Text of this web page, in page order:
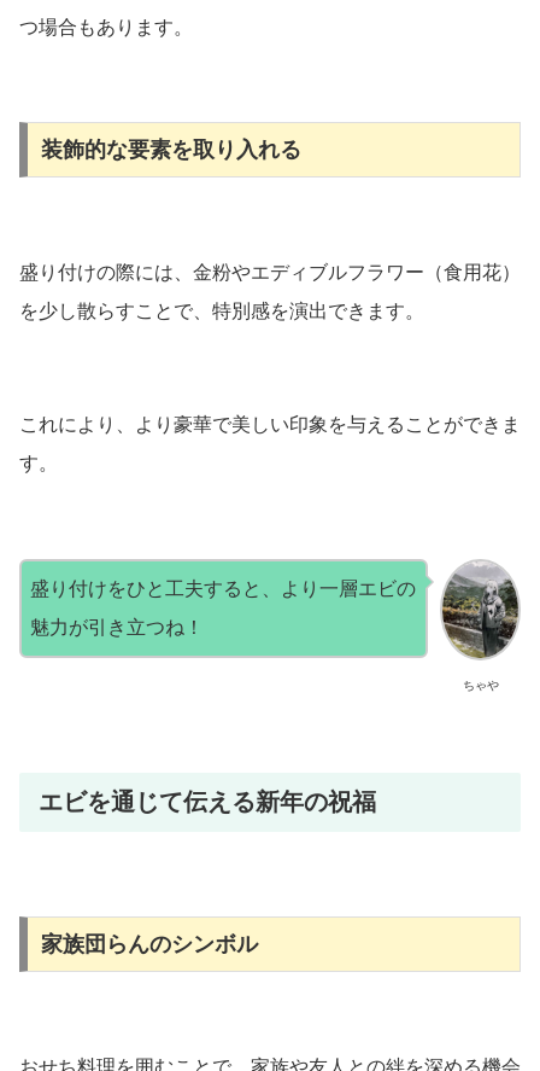
つ場合もあります。
装飾的な要素を取り入れる
盛り付けの際には、金粉やエディブルフラワー（食用花）
を少し散らすことで、特別感を演出できます。
これにより、より豪華で美しい印象を与えることができま
す。
ちゃや
盛り付けをひと工夫すると、より一層エビの
魅力が引き立つね！
エビを通じて伝える新年の祝福
家族団らんのシンボル